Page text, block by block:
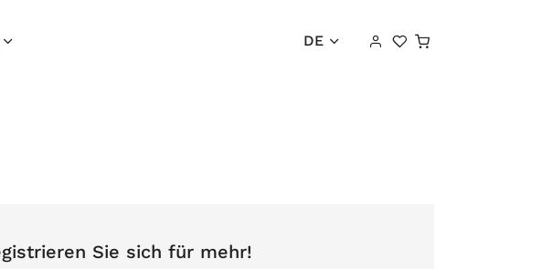
Warenkorb
DE
Sie sich für mehr!